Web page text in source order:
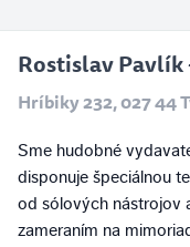
Rostislav Pavlík
Hríbiky 232, 027 44
Sme hudobné
disponuje špeciálnou
od sólových nástrojov
zameraním na